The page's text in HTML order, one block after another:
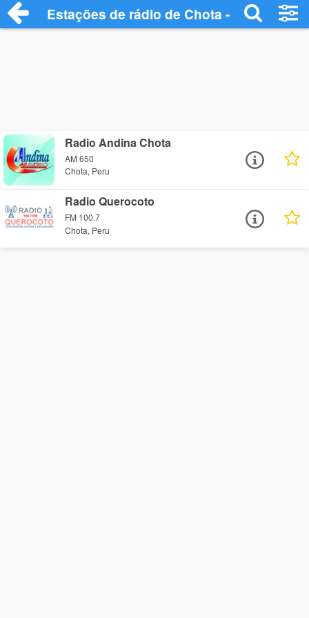
Estações de rádio de Chota - Ouça
Radio Andina Chota
AM 650
Chota, Peru
Radio Querocoto
FM 100.7
Chota, Peru